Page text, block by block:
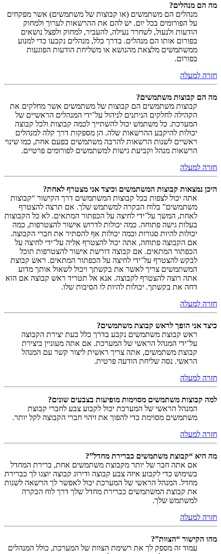
מה הם מנהלים?
מנהלים הם משתמשים (או קבוצות של משתמשים) אשר מפקחים
על הפורומים בכל יום. יש להם את ההרשאות לערוך ולמחוק
הודעות ולנעול, לשחרר נעילה, להעביר, למחוק ולפצל נושאים
בפורום אותו הם מנהלים. בדרך כלל, מנהלים נקבעו כדי למנוע
ממשתמשים מלצאת מהנושא או משליחת הודעות הפוגעות
בפורום.
חזרה למעלה
מה הם קבוצות משתמשים?
קבוצות משתמשים הם קבוצות של משתמשים אשר מחלקים את
הקהילה לחלקים הניתנים לניהול על־ידי המנהלים הראשיים של
המערכת. כל משתמש יכול להשתייך לכמה קבוצות ולכל קבוצה
יכולות להיקבע ההרשאות שלה. הן מספקות דרך קלה למנהלים
ראשיים לשנות הרשאות להרבה משתמשים בפעם אחת, כמו שינוי
הרשאות מנהל וקביעת גישות למשתמשים לפורומים פרטיים.
חזרה למעלה
היכן נמצאות קבוצות המשתמשים וכיצד אני מצטרף לאחת?
אתה יכול לצפות בכל קבוצות המשתמשים דרך הקישור “קבוצות
משתמשים” בלוח הבקרה למשתמש שלך. אם תרצה להצטרף
לאחת, המשך על־ידי לחיצה על הכפתור המתאים. לא כל הקבוצות
בעלות גישה פתוחה. כמה יכולות לדרוש אישור להצטרפות, כמה
יכולות להיות סגורות וכמה יכולות אף להסתיר את חברי הקבוצה.
אם הקבוצה פתוחה, אתה יכול להצטרף אליה על־ידי לחיצה על
הכפתור המתאים. אם קבוצה דורשת אישור להצטרפות תוכל
לבקש להצטרף על־ידי לחיצה על הכפתור המתאים. ראש קבוצת
המשתמשים צריך לאשר את בקשתך ויכול לשאול אותך מדוע
אתה רוצה להצטרף לקבוצה. אנא אל תטריד ראש קבוצה אם הוא
דחה את בקשתך. יכולות להיות לו הסיבות שלו.
חזרה למעלה
כיצד אני הופך לראש קבוצת משתמשים?
ראש קבוצת משתמשים נקבע בדרך כלל בעת יצירת הקבוצה
על־ידי המנהל הראשי של המערכת. אם אתה מעוניין ביצירת
קבוצת משתמשים, אתה צריך ראשית ליצור קשר עם המנהל
הראשי. נסה שליחת הודעה פרטית.
חזרה למעלה
למה קבוצות משתמשים מסוימות מופיעות בצבעים שונים?
המנהל הראשי של המערכת יכול לקבוע צבע לחברי קבוצת
משתמשים מסוימת כדי להפוך את זיהוי חברי הקבוצה לקל יותר.
חזרה למעלה
מה היא “קבוצת משתמשים כברירת מחדל”?
אם אתה חבר של יותר מקבוצת משתמשים אחת, ברירת המחדל
בשימוש כדי לקבוע איזה צבע קבוצה ודירוג קבוצה יוצגו לך כברירת
מחדל. המנהל הראשי של המערכת יכול לאפשר לך הרשאה לשנות
את קבוצת המשתמשים כברירת מחדל שלך דרך לוח הבקרה
למשתמש שלך.
חזרה למעלה
מהו הקישור “הצוות”?
עמוד זה מספק לך את רשימת הצוות של המערכת, כולל המנהלים